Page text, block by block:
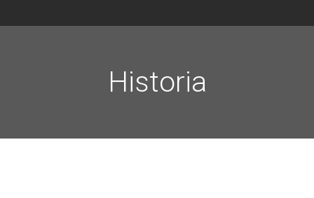
Historia